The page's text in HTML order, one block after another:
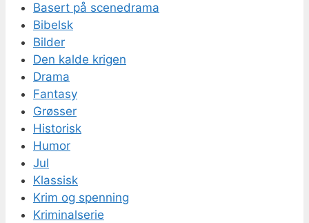
Basert på scenedrama
Bibelsk
Bilder
Den kalde krigen
Drama
Fantasy
Grøsser
Historisk
Humor
Jul
Klassisk
Krim og spenning
Kriminalserie